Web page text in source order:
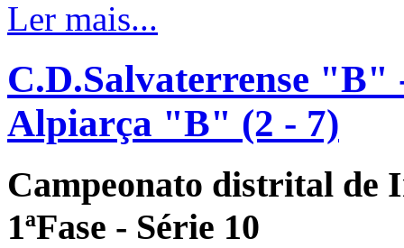
Ler mais...
C.D.Salvaterrense "B"
Alpiarça "B" (2 - 7)
Campeonato distrital de
1ªFase - Série 10